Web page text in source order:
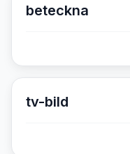
beteckna
tv-bild